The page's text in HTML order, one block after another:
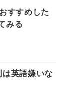
すすめした
みる
英語嫌いな